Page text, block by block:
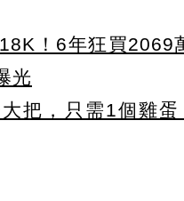
！6年狂買2069
光
把，只需1個雞蛋